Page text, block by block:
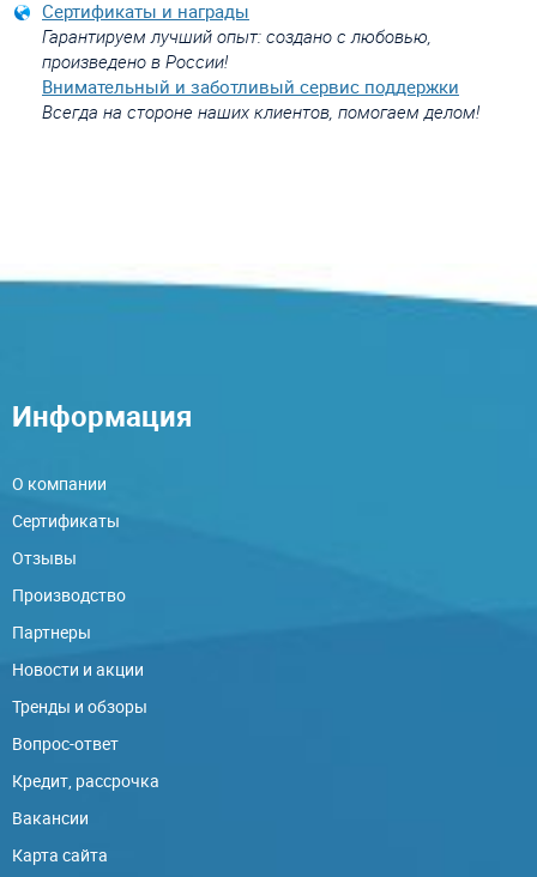
Сертификаты и награды
Гарантируем лучший опыт: создано с любовью,
произведено в России!
Внимательный и заботливый сервис поддержки
Всегда на стороне наших клиентов, помогаем делом!
Информация
О компании
Сертификаты
Отзывы
Производство
Партнеры
Новости и акции
Тренды и обзоры
Вопрос-ответ
Кредит, рассрочка
Вакансии
Карта сайта